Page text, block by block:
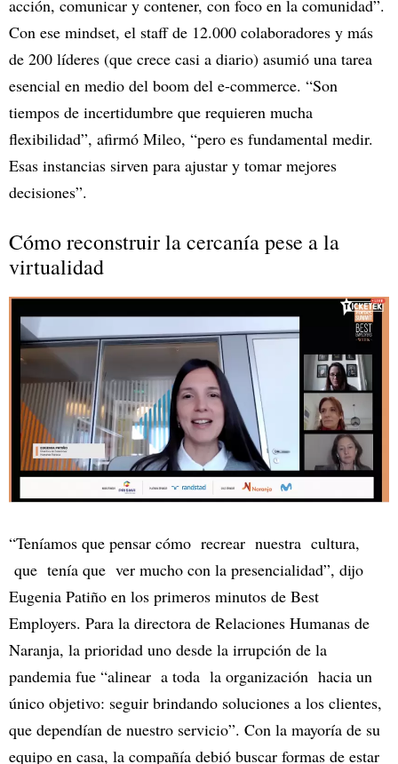
acción, comunicar y contener, con foco en la comunidad”.
Con ese mindset, el staff de 12.000 colaboradores y más
de 200 líderes (que crece casi a diario) asumió una tarea
esencial en medio del boom del e-commerce. “Son
tiempos de incertidumbre que requieren mucha
flexibilidad”, afirmó Mileo, “pero es fundamental medir.
Esas instancias sirven para ajustar y tomar mejores
decisiones”.
Cómo reconstruir la cercanía pese a la
virtualidad
“Teníamos que pensar cómo recrear nuestra cultura,
que tenía que ver mucho con la presencialidad”, dijo
Eugenia Patiño en los primeros minutos de Best
Employers. Para la directora de Relaciones Humanas de
Naranja, la prioridad uno desde la irrupción de la
pandemia fue “alinear a toda la organización hacia un
único objetivo: seguir brindando soluciones a los clientes,
que dependían de nuestro servicio”. Con la mayoría de su
equipo en casa, la compañía debió buscar formas de estar